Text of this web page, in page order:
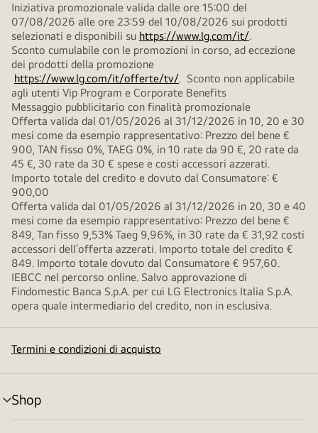
Iniziativa promozionale valida dalle ore 15:00 del
07/08/2026 alle ore 23:59 del 10/08/2026 sui prodotti
selezionati e disponibili su https://www.lg.com/it/.
Sconto cumulabile con le promozioni in corso, ad eccezione
dei prodotti della promozione
https://www.lg.com/it/offerte/tv/. Sconto non applicabile
agli utenti Vip Program e Corporate Benefits
Messaggio pubblicitario con finalità promozionale
Offerta valida dal 01/05/2026 al 31/12/2026 in 10, 20 e 30
mesi come da esempio rappresentativo: Prezzo del bene €
900, TAN fisso 0%, TAEG 0%, in 10 rate da 90 €, 20 rate da
45 €, 30 rate da 30 € spese e costi accessori azzerati.
Importo totale del credito e dovuto dal Consumatore: €
900,00
Offerta valida dal 01/05/2026 al 31/12/2026 in 20, 30 e 40
mesi come da esempio rappresentativo: Prezzo del bene €
849, Tan fisso 9,53% Taeg 9,96%, in 30 rate da € 31,92 costi
accessori dell’offerta azzerati. Importo totale del credito €
849. Importo totale dovuto dal Consumatore € 957,60.
IEBCC nel percorso online. Salvo approvazione di
Findomestic Banca S.p.A. per cui LG Electronics Italia S.p.A.
opera quale intermediario del credito, non in esclusiva.
Termini e condizioni di acquisto
Shop
Attivazione
menu